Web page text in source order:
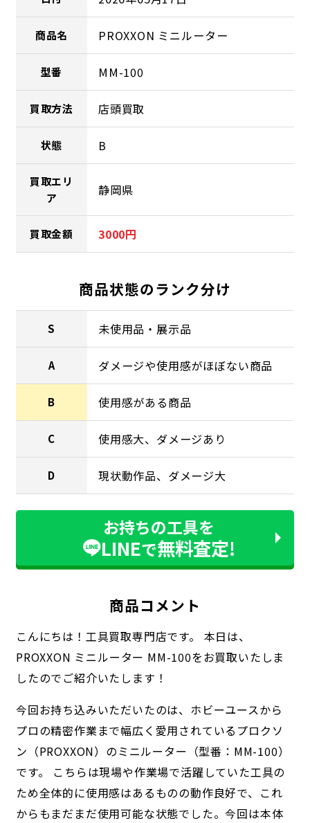
商品名 PROXXON ミニルーター
型番 MM-100
買取方法 店頭買取
状態 B
買取エリ
ア
静岡県
買取金額 3000円
商品状態のランク分け
S 未使用品・展示品
A ダメージや使用感がほぼない商品
B 使用感がある商品
C 使用感大、ダメージあり
D 現状動作品、ダメージ大
お持ちの工具を
LINEで無料査定!
商品コメント
こんにちは！工具買取専門店です。 本日は、
PROXXON ミニルーター MM-100をお買取いたしま
したのでご紹介いたします！
今回お持ち込みいただいたのは、ホビーユースから
プロの精密作業まで幅広く愛用されているプロクソ
ン（PROXXON）のミニルーター（型番：MM-100）
です。 こちらは現場や作業場で活躍していた工具の
ため全体的に使用感はあるものの動作良好で、これ
からもまだまだ使用可能な状態でした。今回は本体